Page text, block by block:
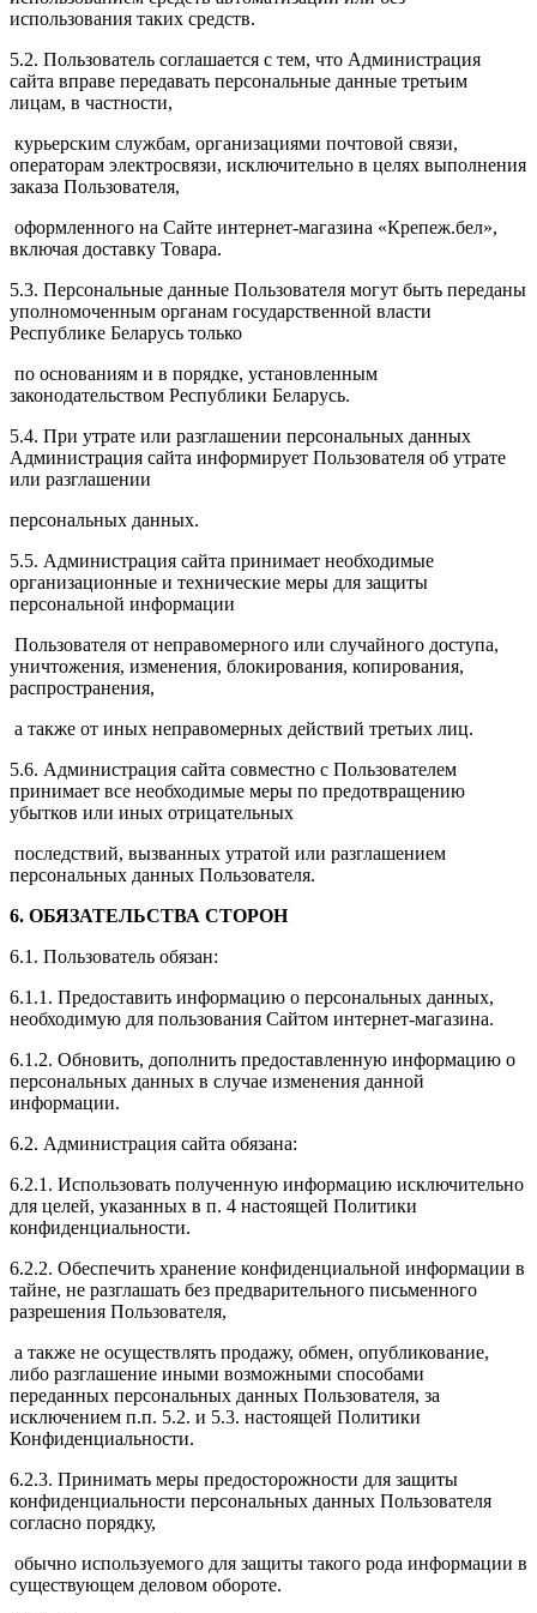
использования таких средств.
5.2. Пользователь соглашается с тем, что Администрация
сайта вправе передавать персональные данные третьим
лицам, в частности,
курьерским службам, организациями почтовой связи,
операторам электросвязи, исключительно в целях выполнения
заказа Пользователя,
оформленного на Сайте интернет-магазина «Крепеж.бел»,
включая доставку Товара.
5.3. Персональные данные Пользователя могут быть переданы
уполномоченным органам государственной власти
Республике Беларусь только
по основаниям и в порядке, установленным
законодательством Республики Беларусь.
5.4. При утрате или разглашении персональных данных
Администрация сайта информирует Пользователя об утрате
или разглашении
персональных данных.
5.5. Администрация сайта принимает необходимые
организационные и технические меры для защиты
персональной информации
Пользователя от неправомерного или случайного доступа,
уничтожения, изменения, блокирования, копирования,
распространения,
а также от иных неправомерных действий третьих лиц.
5.6. Администрация сайта совместно с Пользователем
принимает все необходимые меры по предотвращению
убытков или иных отрицательных
последствий, вызванных утратой или разглашением
персональных данных Пользователя.
6. ОБЯЗАТЕЛЬСТВА СТОРОН
6.1. Пользователь обязан:
6.1.1. Предоставить информацию о персональных данных,
необходимую для пользования Сайтом интернет-магазина.
6.1.2. Обновить, дополнить предоставленную информацию о
персональных данных в случае изменения данной
информации.
6.2. Администрация сайта обязана:
6.2.1. Использовать полученную информацию исключительно
для целей, указанных в п. 4 настоящей Политики
конфиденциальности.
6.2.2. Обеспечить хранение конфиденциальной информации в
тайне, не разглашать без предварительного письменного
разрешения Пользователя,
а также не осуществлять продажу, обмен, опубликование,
либо разглашение иными возможными способами
переданных персональных данных Пользователя, за
исключением п.п. 5.2. и 5.3. настоящей Политики
Конфиденциальности.
6.2.3. Принимать меры предосторожности для защиты
конфиденциальности персональных данных Пользователя
согласно порядку,
обычно используемого для защиты такого рода информации в
существующем деловом обороте.